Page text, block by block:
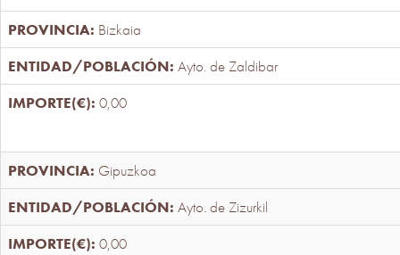
Bizkaia
Ayto. de Zaldibar
0,00
Gipuzkoa
Ayto. de Zizurkil
0,00